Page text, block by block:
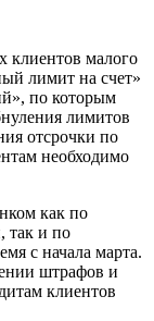
клиентов малого
лимит на счет»
по которым
лимитов
отсрочки по
необходимо
как по
так и по
с начала марта.
штрафов и
клиентов